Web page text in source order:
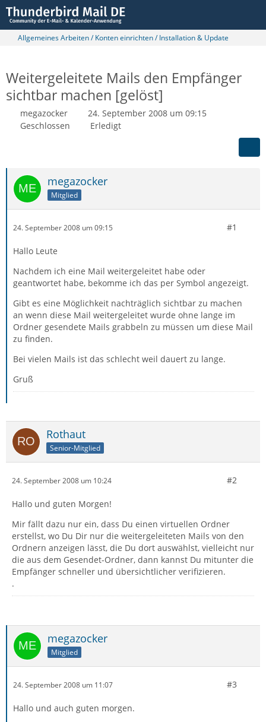
Allgemeines Arbeiten / Konten einrichten / Installation & Update
Weitergeleitete Mails den Empfänger
sichtbar machen [gelöst]
megazocker
24. September 2008 um 09:15
Geschlossen
Erledigt
megazocker
Mitglied
24. September 2008 um 09:15 #1
Hallo Leute
Nachdem ich eine Mail weitergeleitet habe oder
geantwortet habe, bekomme ich das per Symbol angezeigt.
Gibt es eine Möglichkeit nachträglich sichtbar zu machen
an wenn diese Mail weitergeleitet wurde ohne lange im
Ordner gesendete Mails grabbeln zu müssen um diese Mail
zu finden.
Bei vielen Mails ist das schlecht weil dauert zu lange.
Gruß
Rothaut
Senior-Mitglied
24. September 2008 um 10:24 #2
Hallo und guten Morgen!
Mir fällt dazu nur ein, dass Du einen virtuellen Ordner
erstellst, wo Du Dir nur die weitergeleiteten Mails von den
Ordnern anzeigen lässt, die Du dort auswählst, vielleicht nur
die aus dem Gesendet-Ordner, dann kannst Du mitunter die
Empfänger schneller und übersichtlicher verifizieren.
.
megazocker
Mitglied
24. September 2008 um 11:07 #3
Hallo und auch guten morgen.